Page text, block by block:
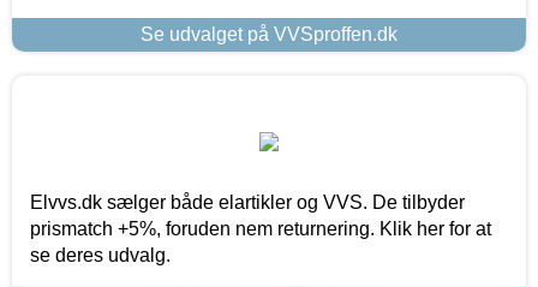
Se udvalget på VVSproffen.dk
Elvvs.dk sælger både elartikler og VVS. De tilbyder
prismatch +5%, foruden nem returnering. Klik her for at
se deres udvalg.